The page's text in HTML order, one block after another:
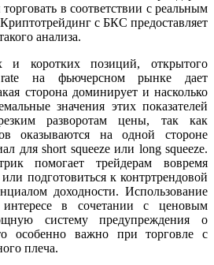
в соответствии с реальным
с БКС предоставляет
анализа.
и коротких позиций, открытого
на фьючерсном рынке дает
сторона доминирует и насколько
значения этих показателей
разворотам цены, так как
оказываются на одной стороне
для short squeeze или long squeeze.
помогает трейдерам вовремя
подготовиться к контртрендовой
доходности. Использование
в сочетании с ценовым
систему предупреждения о
особенно важно при торговле с
плеча.